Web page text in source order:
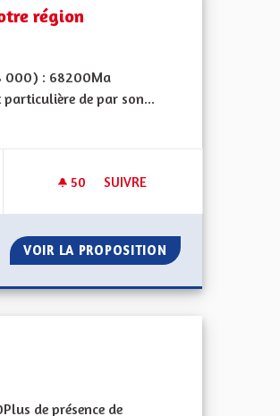
région
000) : 68200Ma
de par son...
: Autres
50 50 ABONNÉS
SUIVRE
VOIR LA PROPOSITION MIEUX VIVRE
de présence de